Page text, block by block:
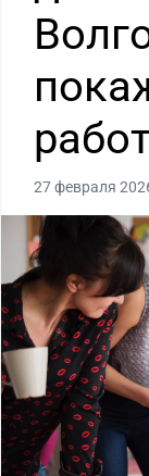
27 февраля